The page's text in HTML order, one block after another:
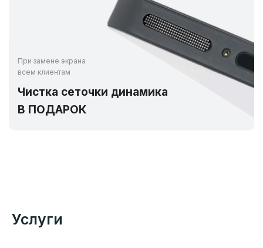
При замене экрана
всем клиентам
Чистка сеточки динамика
В ПОДАРОК
Услуги